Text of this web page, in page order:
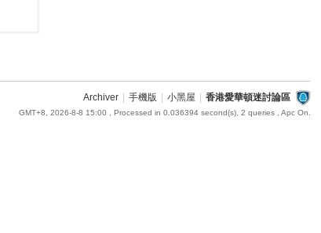
Archiver 手機版 小黑屋 香港愛華頓迷討論區
GMT+8, 2026-8-8 15:00 , Processed in 0.036394 second(s), 2 queries , Apc On.